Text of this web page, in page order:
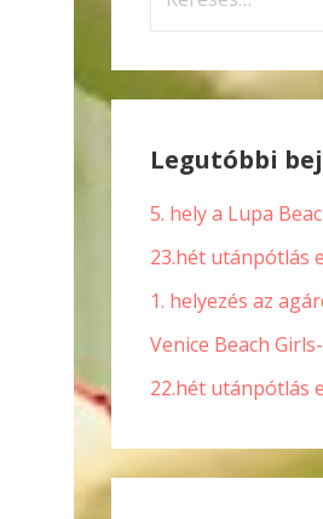
Legutóbbi
5. hely a Lupa
23.hét utánpótlás
1. helyezés az
Venice Beach
22.hét utánpótlás